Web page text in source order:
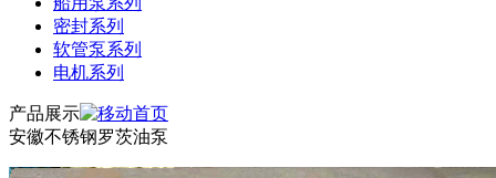
密封系列
软管泵系列
电机系列
产品展示
安徽不锈钢罗茨油泵